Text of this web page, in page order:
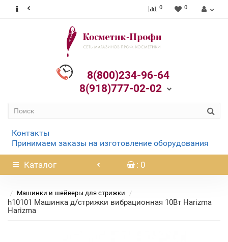
0 0
8(800)234-96-64
8(918)777-02-02
Контакты
Принимаем заказы на изготовление оборудования
Каталог : 0
Машинки и шейверы для стрижки
h10101 Машинка д/стрижки вибрационная 10Вт Harizma
Harizma